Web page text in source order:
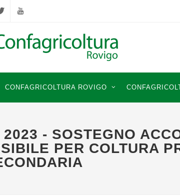
YouTube
CONFAGRICOLTURA ROVIGO
2023 - SOSTEGNO
PER COLTURA